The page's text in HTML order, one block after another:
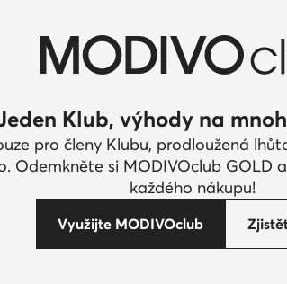
Klub, výhody na
pro členy Klubu, prodloužená
Odemkněte si MODIVOclub GOLD
každého nákupu!
Využijte MODIVOclub